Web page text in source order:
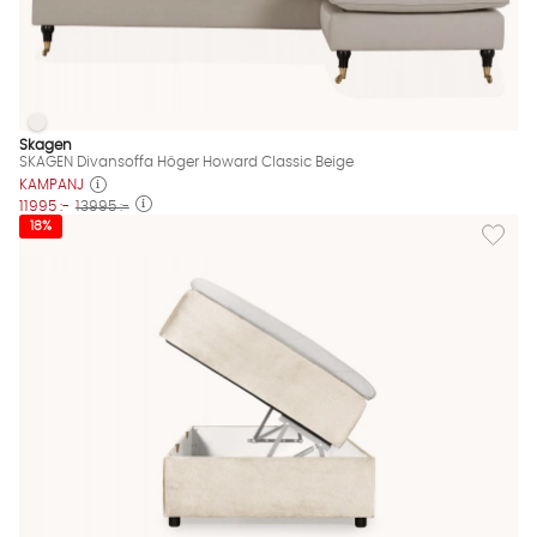
SKAGEN Divansoffa Höger Howard Classic Beige Finns även i
SKAGEN Divansoffa Höger Howard Classic Beige
Skagen
SKAGEN Divansoffa Höger Howard Classic Beige
KAMPANJ
11995 :- 13995 :-
Lägg
18%